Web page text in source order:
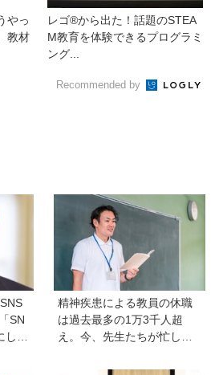
やっ
教材
レゴ®から出た！話題のSTEA
M教育を体験できるプログラミ
ング...
Recommended by
SN
て
精神疾患による教員の休職
は過去最多の1万3千人超
え。今、先生たちが忙しす
知っておきたい学校のリア